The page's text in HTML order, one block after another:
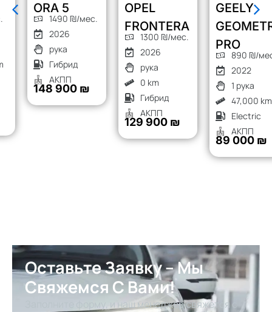
ORA 5
1490 ₪/мес.
2026
рука
Гибрид
АКПП
148 900 ₪
OPEL
FRONTERA
1300 ₪/мес.
2026
рука
0 km
Гибрид
АКПП
129 900 ₪
GEELY
GEOMETRY
PRO
890 ₪/мес.
2022
1 рука
47,000 km
Electric
АКПП
89 000 ₪
Оставьте Заявку – Мы
Свяжемся С Вами!
Заполните форму, и наш менеджер свяжется с